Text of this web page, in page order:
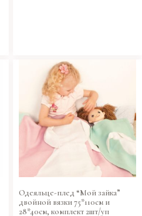
Одеяльце-плед “Мой зайка”
двойной вязки 75*110см и
28*40см, комплект 2шт/уп